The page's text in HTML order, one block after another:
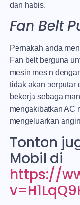
dan habis.
Fan Belt
Pernakah anda
Fan belt berguna
mesin mesin
tidak akan berputar
bekerja
mengakibatkan AC
mengeluarkan
Tonton
Mobil di
https://